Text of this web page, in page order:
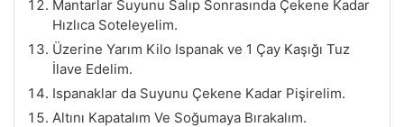
Mantarlar Suyunu Salıp Sonrasında Çekene Kadar
Hızlıca Soteleyelim.
Üzerine Yarım Kilo Ispanak ve 1 Çay Kaşığı Tuz
İlave Edelim.
Ispanaklar da Suyunu Çekene Kadar Pişirelim.
Altını Kapatalım Ve Soğumaya Bırakalım.